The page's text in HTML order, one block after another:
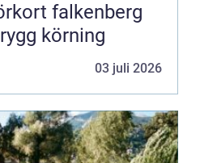
falkenberg
körning
03 juli 2026